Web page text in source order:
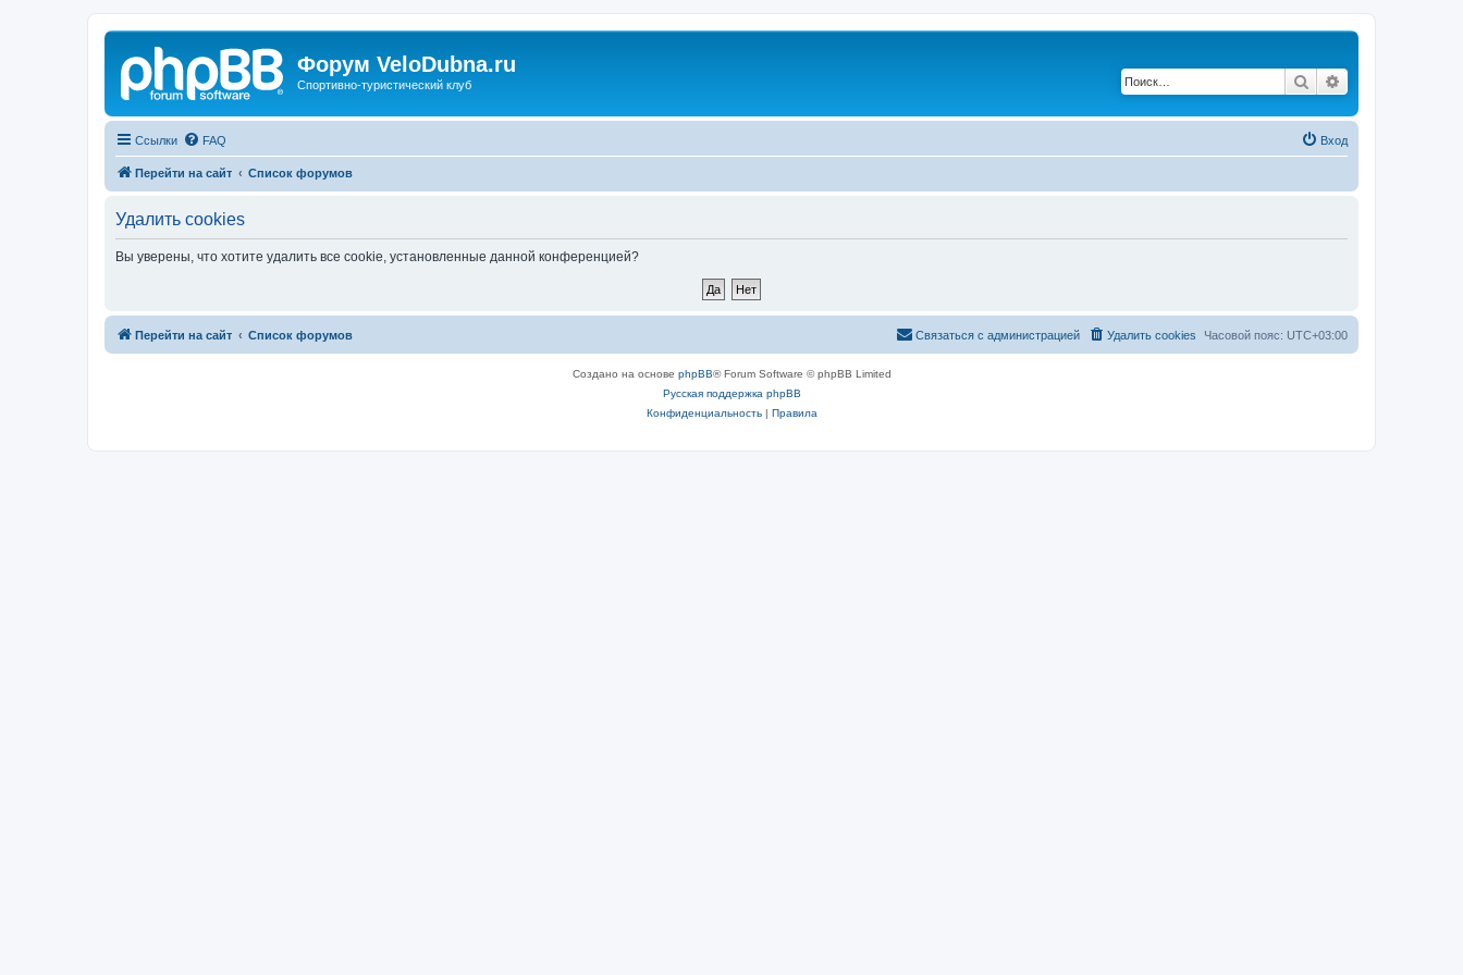
Форум VeloDubna.ru
Спортивно-туристический клуб Поиск
Ссылки FAQ Вход
Перейти на сайт Список форумов
Удалить cookies
Вы уверены, что хотите удалить все cookie, установленные данной конференцией?
Перейти на сайт Список форумов Часовой пояс: UTC+03:00
Удалить cookies
Связаться с администрацией
Создано на основе phpBB® Forum Software © phpBB Limited
Русская поддержка phpBB
Конфиденциальность| Правила